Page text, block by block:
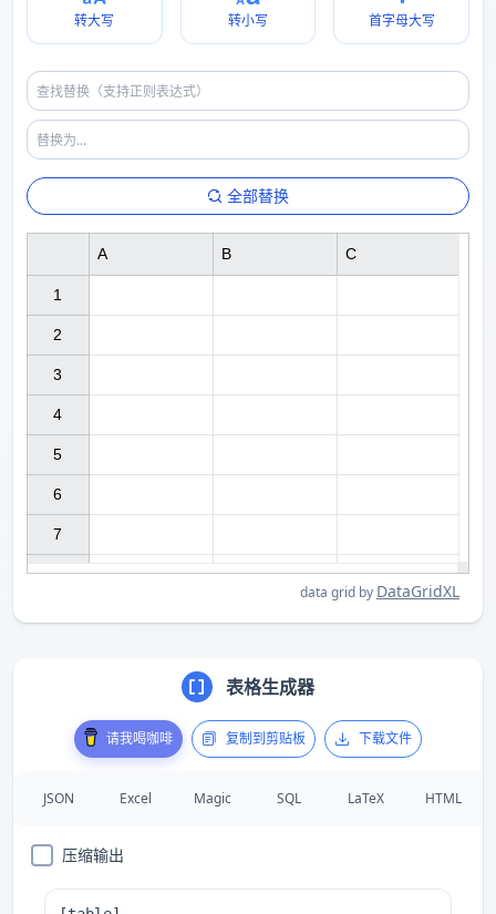
转大写 转小写 首字母大写
全部替换
1
2
3
4
5
6
7
A B C
data grid by DataGridXL
表格生成器
请我喝咖啡 复制到剪贴板 下载文件
JSON Excel Magic SQL LaTeX HTML
压缩输出